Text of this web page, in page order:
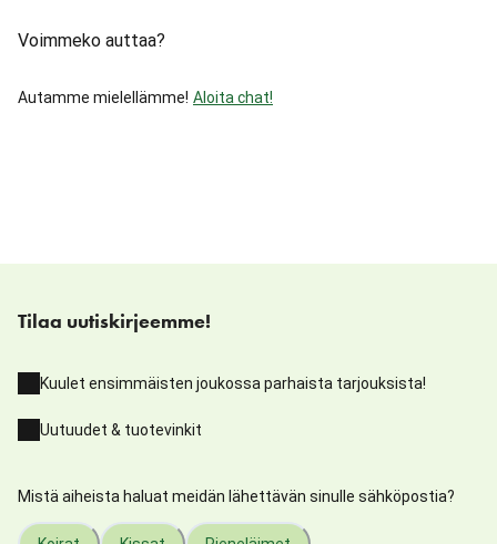
Voimmeko auttaa?
Autamme mielellämme! Aloita chat!
Tilaa uutiskirjeemme!
Kuulet ensimmäisten joukossa parhaista tarjouksista!
Uutuudet & tuotevinkit
Mistä aiheista haluat meidän lähettävän sinulle sähköpostia?